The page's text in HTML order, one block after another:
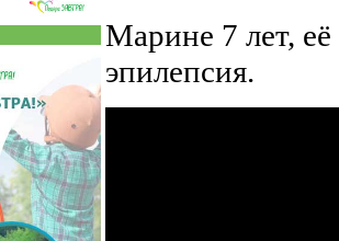
Марине 7 лет,
эпилепсия.